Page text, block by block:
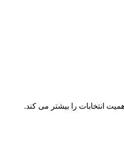
انتخابات را بیشتر می کند.